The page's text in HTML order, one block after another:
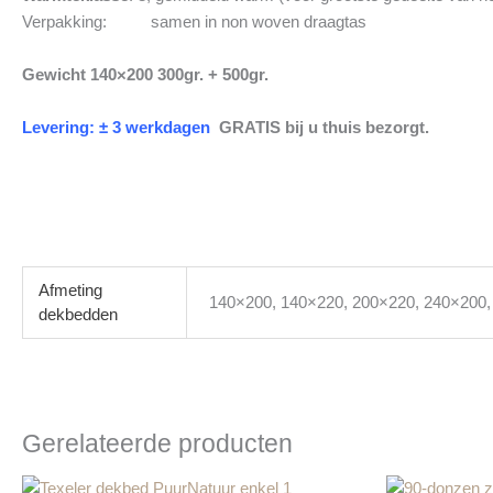
Verpakking: samen in non woven draagtas
Gewicht 140×200 300gr. + 500gr.
Levering: ± 3 werkdagen GRATIS bij u thuis bezorgt.
Afmeting
dekbedden
140×200, 140×220, 200×220,
Gerelateerde producten
Prijsklasse:
Dit